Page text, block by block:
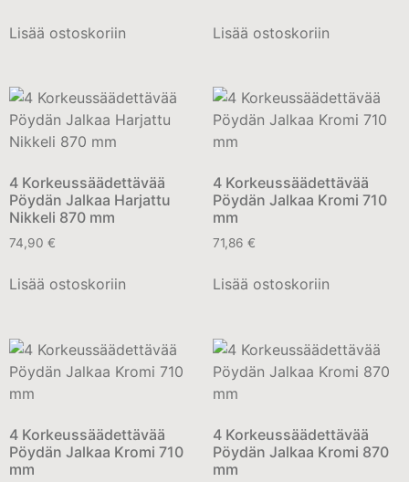
Lisää ostoskoriin Lisää ostoskoriin
4 Korkeussäädettävää
Pöydän Jalkaa Harjattu
Nikkeli 870 mm
74,90 €
Lisää ostoskoriin
4 Korkeussäädettävää
Pöydän Jalkaa Kromi 710
mm
71,86 €
Lisää ostoskoriin
4 Korkeussäädettävää
Pöydän Jalkaa Kromi 710
mm
4 Korkeussäädettävää
Pöydän Jalkaa Kromi 870
mm